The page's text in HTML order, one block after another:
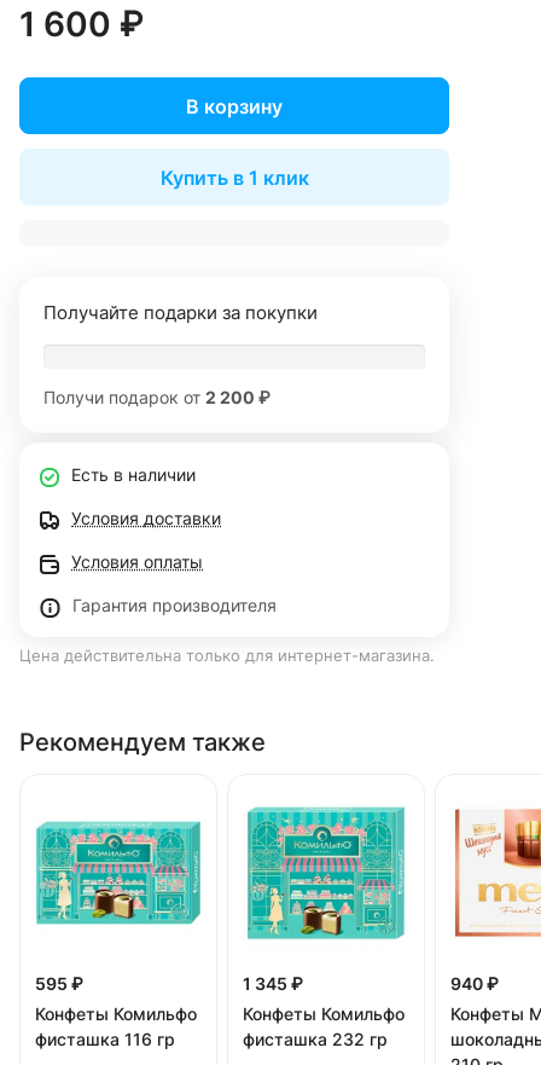
1 600 ₽
В корзину
Купить в 1 клик
Получайте подарки за покупки
Получи подарок от 2 200 ₽
Есть в наличии
Условия доставки
Условия оплаты
Гарантия производителя
Цена действительна только для интернет-магазина.
Рекомендуем также
595 ₽
Конфеты Комильфо
фисташка 116 гр
1 345 ₽
Конфеты Комильфо
фисташка 232 гр
940 ₽
Конфеты